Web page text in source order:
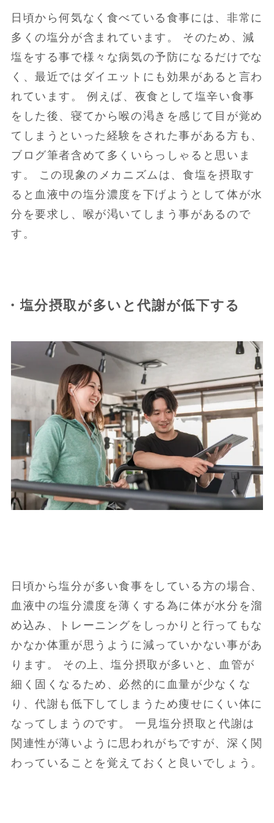
日頃から何気なく食べている食事には、非常に
多くの塩分が含まれています。 そのため、減
塩をする事で様々な病気の予防になるだけでな
く、最近ではダイエットにも効果があると言わ
れています。 例えば、夜食として塩辛い食事
をした後、寝てから喉の渇きを感じて目が覚め
てしまうといった経験をされた事がある方も、
ブログ筆者含めて多くいらっしゃると思いま
す。 この現象のメカニズムは、食塩を摂取す
ると血液中の塩分濃度を下げようとして体が水
分を要求し、喉が渇いてしまう事があるので
す。
・塩分摂取が多いと代謝が低下する
日頃から塩分が多い食事をしている方の場合、
血液中の塩分濃度を薄くする為に体が水分を溜
め込み、トレーニングをしっかりと行ってもな
かなか体重が思うように減っていかない事があ
ります。 その上、塩分摂取が多いと、血管が
細く固くなるため、必然的に血量が少なくな
り、代謝も低下してしまうため痩せにくい体に
なってしまうのです。 一見塩分摂取と代謝は
関連性が薄いように思われがちですが、深く関
わっていることを覚えておくと良いでしょう。